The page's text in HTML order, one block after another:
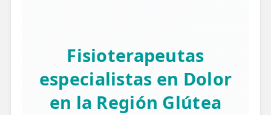
Fisioterapeutas
especialistas en Dolor
en la Región Glútea